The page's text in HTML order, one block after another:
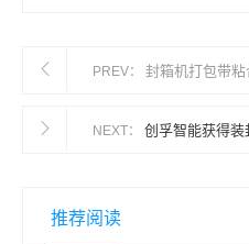
PREV： 封箱机打包带粘合不
NEXT： 创孚智能获得装封
推荐阅读